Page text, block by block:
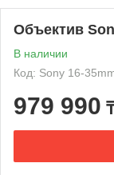
Объектив
В наличии
Код: Sony 16-
979 990